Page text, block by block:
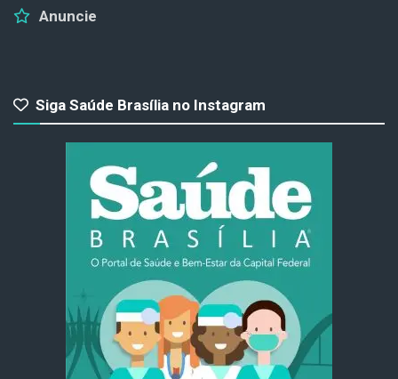
Anuncie
Siga Saúde Brasília no Instagram